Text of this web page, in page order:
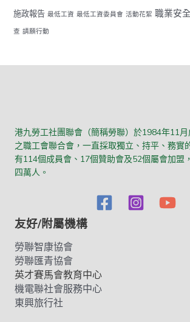
施政報告 最低工資 最低工資委員會 活動花絮 職業安
查 請願行動
港九勞工社團聯會（簡稱勞聯）於1984年11
之職工會聯合會，一直採取獨立、持平、務實
有114個成員會、17個贊助會及52個屬會加盟
四萬人。
友好/附屬機構
勞聯智康協會
勞聯匯青協會
英才賽馬會教育中心
機電聯社會服務中心
東興旅行社